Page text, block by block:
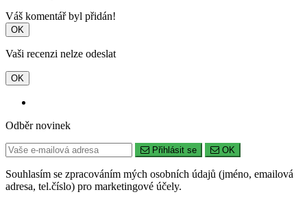
Váš komentář byl přidán!
OK
Vaši recenzi nelze odeslat
OK
Odběr novinek
Přihlásit se OK
Souhlasím se zpracováním mých osobních údajů (jméno, emailová
adresa, tel.číslo) pro marketingové účely.